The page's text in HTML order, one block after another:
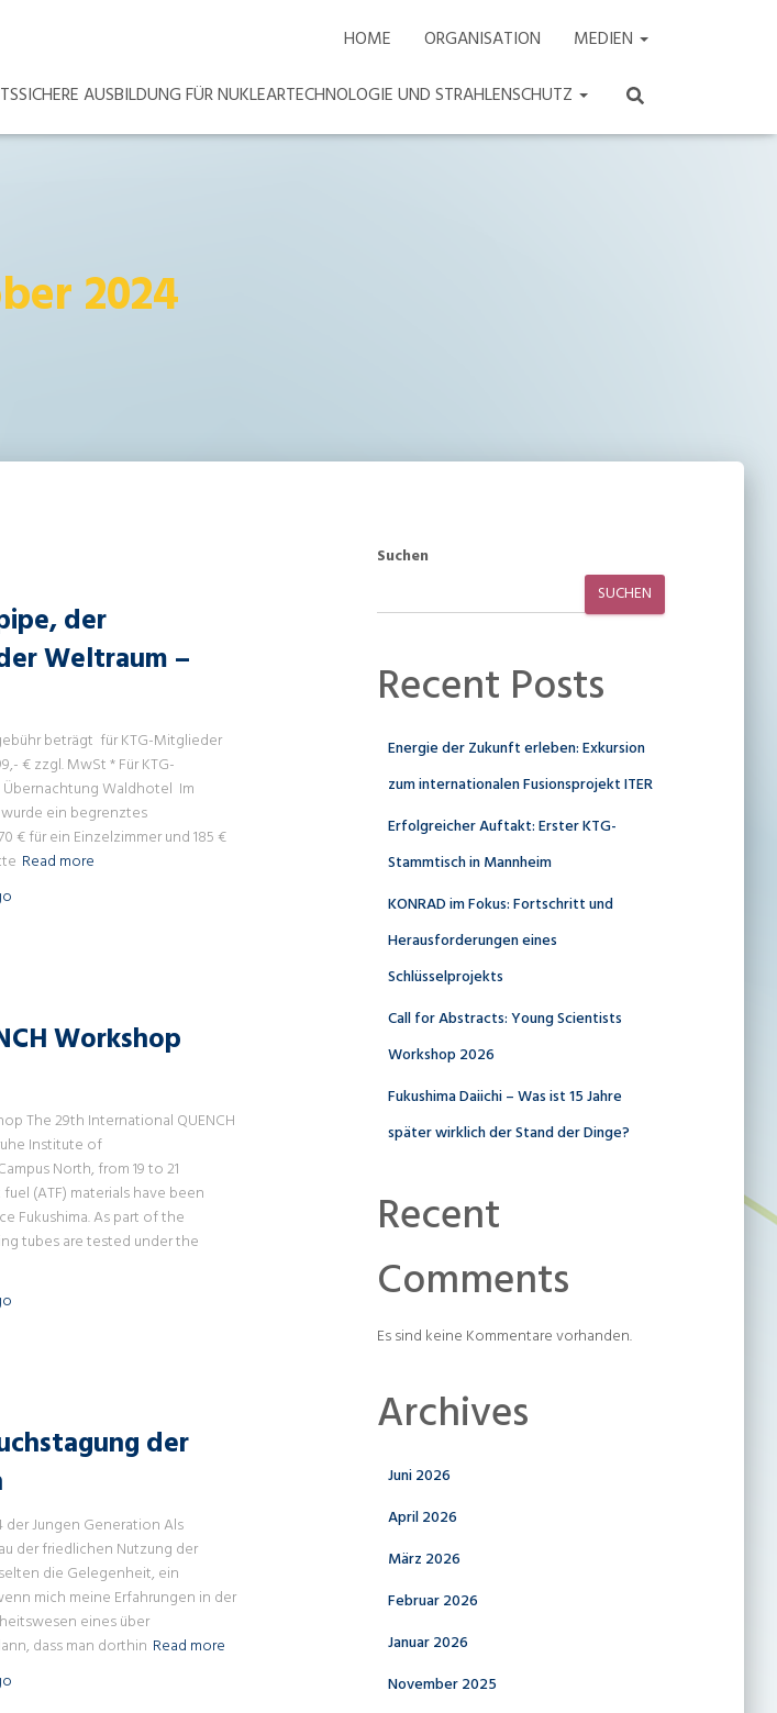
HOME ORGANISATION
MEDIEN
AUSBILDUNG FÜR NUKLEARTECHNOLOGIE UND STRAHLENSCHUTZ
2024
der
Weltraum –
beträgt für KTG-Mitglieder
€ zzgl. MwSt * Für KTG-
Waldhotel Im
ein begrenztes
€ für ein Einzelzimmer und 185 €
Read more
Workshop
The 29th International QUENCH
Institute of
North, from 19 to 21
(ATF) materials have been
Fukushima. As part of the
tubes are tested under the
der
Jungen Generation Als
der friedlichen Nutzung der
die Gelegenheit, ein
mich meine Erfahrungen in der
eines über
dass man dorthin Read more
Suchen
SUCHEN
Recent Posts
Energie der Zukunft erleben: Exkursion
zum internationalen Fusionsprojekt ITER
Erfolgreicher Auftakt: Erster KTG-
Stammtisch in Mannheim
KONRAD im Fokus: Fortschritt und
Herausforderungen eines
Schlüsselprojekts
Call for Abstracts: Young Scientists
Workshop 2026
Fukushima Daiichi – Was ist 15 Jahre
später wirklich der Stand der Dinge?
Recent
Comments
Es sind keine Kommentare vorhanden.
Archives
Juni 2026
April 2026
März 2026
Februar 2026
Januar 2026
November 2025